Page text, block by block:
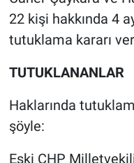
22 kişi hakkında 4
tutuklama kararı
TUTUKLANANLAR
Haklarında
şöyle:
Eski CHP
Türkiye'nin
Türkiye'nin
Yerel Gündem
Yerel Yaşam